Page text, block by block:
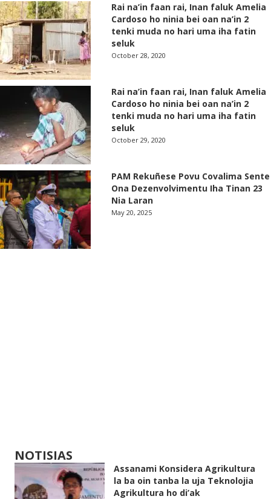
Rai na’in faan rai, Inan faluk Amelia
Cardoso ho ninia bei oan na’in 2
tenki muda no hari uma iha fatin
seluk
October 28, 2020
Rai na’in faan rai, Inan faluk Amelia
Cardoso ho ninia bei oan na’in 2
tenki muda no hari uma iha fatin
seluk
October 29, 2020
PAM Rekuñese Povu Covalima Sente
Ona Dezenvolvimentu Iha Tinan 23
Nia Laran
May 20, 2025
NOTISIAS
Assanami Konsidera Agrikultura
la ba oin tanba la uja Teknolojia
Agrikultura ho di’ak